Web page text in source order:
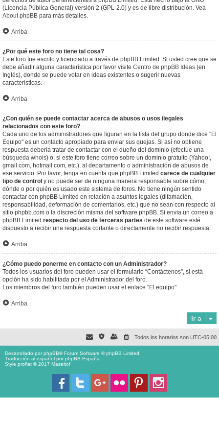
(Licencia Pública General) versión 2 (GPL-2.0) y es de libre distribución. Vea
About phpBB para más detalles.
Arriba
¿Por qué este foro no tiene tal cosa?
Este foro fue escrito y licenciado a través de phpBB Limited. Si usted cree que se
debe añadir alguna característica por favor visite Centro de phpBB Ideas (en
Inglés), donde se puede votar en ideas existentes o sugerir nuevas
características.
Arriba
¿Con quién se puede contactar acerca de abusos o usos ilegales
relacionados con este foro?
Cada uno de los administradores que figuran en la lista del grupo donde dice "El
Equipo" es un contacto apropiado para enviar sus quejas. Si así no obtiene
respuesta debería tratar de contactar con el dueño del dominio (efectúe una
búsqueda whois) o, si este foro tiene correo sobre un dominio gratuito (Yahoo!,
gmail.com, hotmail.com, etc.), al departamento o administración de abusos de
ese servicio. Por favor, tenga en cuenta que phpBB Limited carece de cualquier
tipo de control y no puede ser de ninguna manera responsable sobre cómo,
dónde o por quién es usado este sistema de foros. No tiene ningún sentido
contactar con phpBB Limited en relación a asuntos legales (difamación,
responsabilidad, deformación de comentarios, etc.) que no sean con respecto al
sitio phpbb.com o la discreción misma del software phpBB. Si envia un correo a
phpBB Limited respecto del uso de terceras partes de este software esté
dispuesto a recibir una respuesta cortante o directamente no recibir respuesta.
Arriba
¿Cómo puedo ponerme en contacto con un Administrador?
Todos los usuarios del foro pueden usar el formulario “Contáctenos”, si está
opción ha sido habilitada por el Administrador del foro.
Los miembros del foro también pueden usar el enlace "El equipo".
Arriba
Ir a
Todos los horarios son UTC-05:00
Desarrollado porphpBB® Forum Software © phpBB Limited
Traducción al español porphpBB España
Style proflat © 2017 Mazeltof